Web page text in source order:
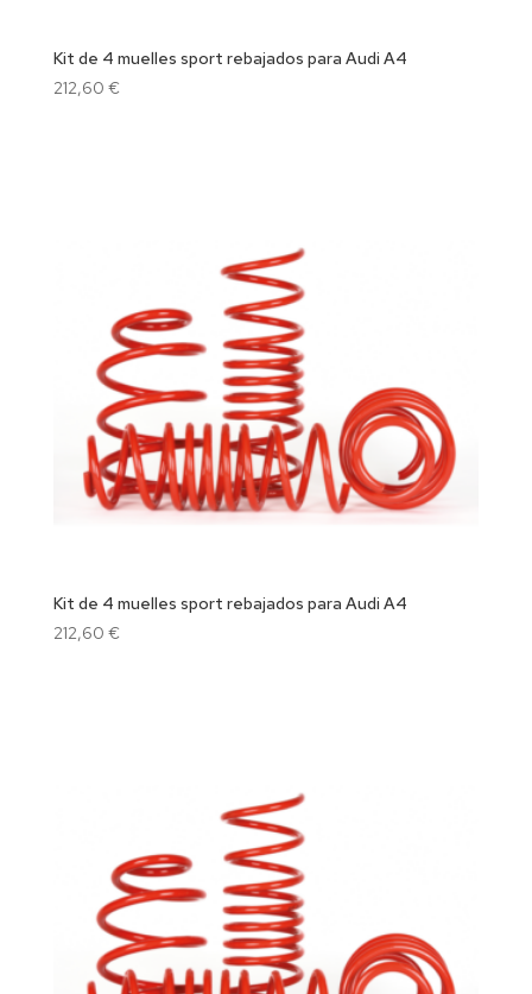
Kit de 4 muelles sport rebajados para Audi A4
212,60 €
Kit de 4 muelles sport rebajados para Audi A4
212,60 €